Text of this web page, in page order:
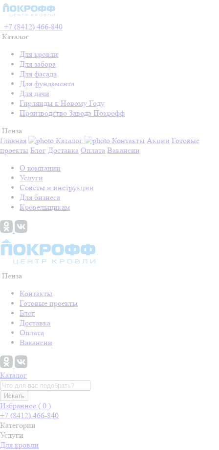
+7 (8412) 466-840
Каталог
Для кровли
Для забора
Для фасада
Для фундамента
Для дачи
Гирлянды к Новому Году
Производство Завода Покрофф
Пенза
Главная
Каталог Контакты Акции Готовые
проекты Блог Доставка Оплата Вакансии
О компании
Услуги
Советы и инструкции
Для бизнеса
Кровельщикам
Пенза
Контакты
Готовые проекты
Блог
Доставка
Оплата
Вакансии
Каталог
Искать
Избранное ( 0 )
+7 (8412) 466-840
Категории
Услуги
Для кровли